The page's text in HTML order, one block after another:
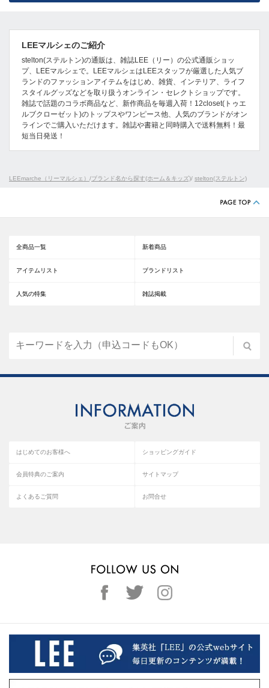
LEEマルシェのご紹介
stelton(ステルトン)の通販は、雑誌LEE（リー）の公式通販ショッ
プ、LEEマルシェで。LEEマルシェはLEEスタッフが厳選した人気ブ
ランドのファッションアイテムをはじめ、雑貨、インテリア、ライフ
スタイルグッズなどを取り扱うオンライン・セレクトショップです。
雑誌で話題のコラボ商品など、新作商品を毎週入荷！12closet(トゥエ
ルブクローゼット)のトップスやワンピース他、人気のブランドがオン
ラインでご購入いただけます。雑誌や書籍と同時購入で送料無料！最
短当日発送！
LEEmarche（リーマルシェ） /ブランド名から探す(ホーム＆キッズ)/ stelton(ステルトン)
全商品一覧 新着商品
アイテムリスト ブランドリスト
人気の特集 雑誌掲載
はじめてのお客様へ ショッピングガイド
会員特典のご案内 サイトマップ
よくあるご質問 お問合せ